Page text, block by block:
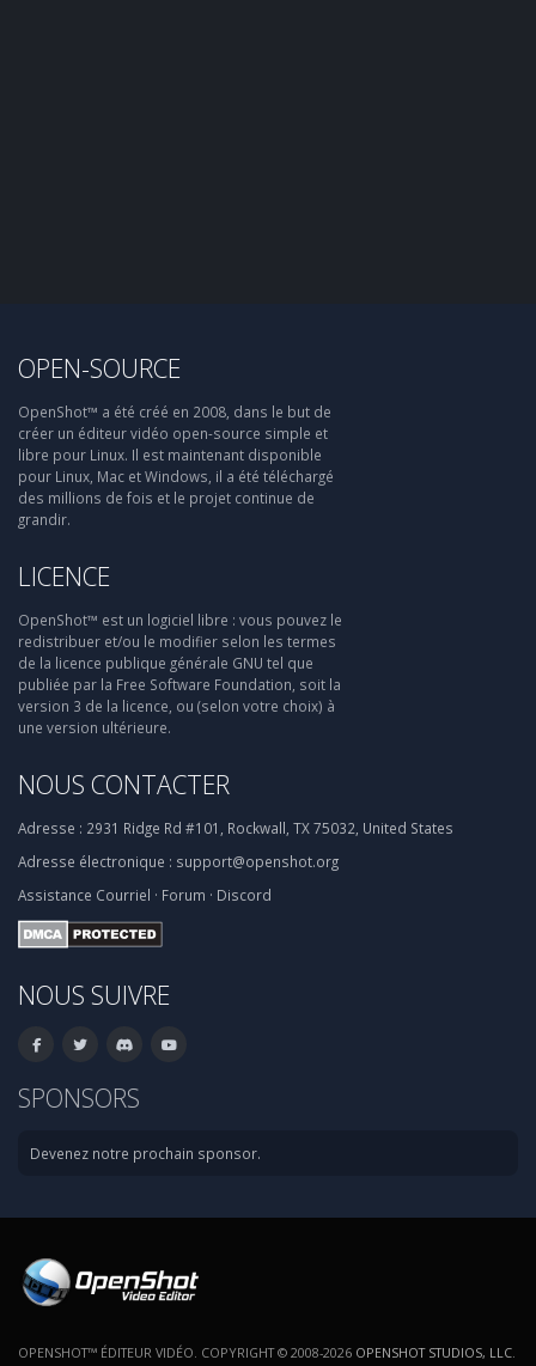
OPEN-SOURCE
OpenShot™ a été créé en 2008, dans le but de
créer un éditeur vidéo open-source simple et
libre pour Linux. Il est maintenant disponible
pour Linux, Mac et Windows, il a été téléchargé
des millions de fois et le projet continue de
grandir.
LICENCE
OpenShot™ est un logiciel libre : vous pouvez le
redistribuer et/ou le modifier selon les termes
de la licence publique générale GNU tel que
publiée par la Free Software Foundation, soit la
version 3 de la licence, ou (selon votre choix) à
une version ultérieure.
NOUS CONTACTER
Adresse : 2931 Ridge Rd #101, Rockwall, TX 75032, United States
Adresse électronique : support@openshot.org
Assistance Courriel · Forum · Discord
NOUS SUIVRE
SPONSORS
Devenez notre prochain sponsor.
OPENSHOT™ ÉDITEUR VIDÉO. COPYRIGHT © 2008-2026 OPENSHOT STUDIOS, LLC